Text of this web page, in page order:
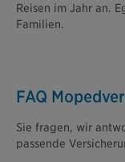
Reisen im Jahr an.
Familien.
FAQ
Sie fragen, wir
passende